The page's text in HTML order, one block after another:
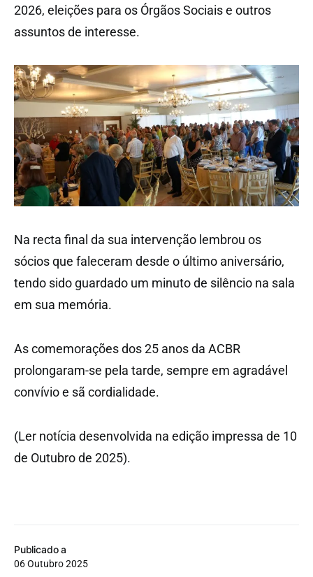
Publicado a
06 Outubro 2025
2026, eleições para os Órgãos Sociais e outros
assuntos de interesse.
Na recta final da sua intervenção lembrou os
sócios que faleceram desde o último aniversário,
tendo sido guardado um minuto de silêncio na sala
em sua memória.
As comemorações dos 25 anos da ACBR
prolongaram-se pela tarde, sempre em agradável
convívio e sã cordialidade.
(Ler notícia desenvolvida na edição impressa de 10
de Outubro de 2025).